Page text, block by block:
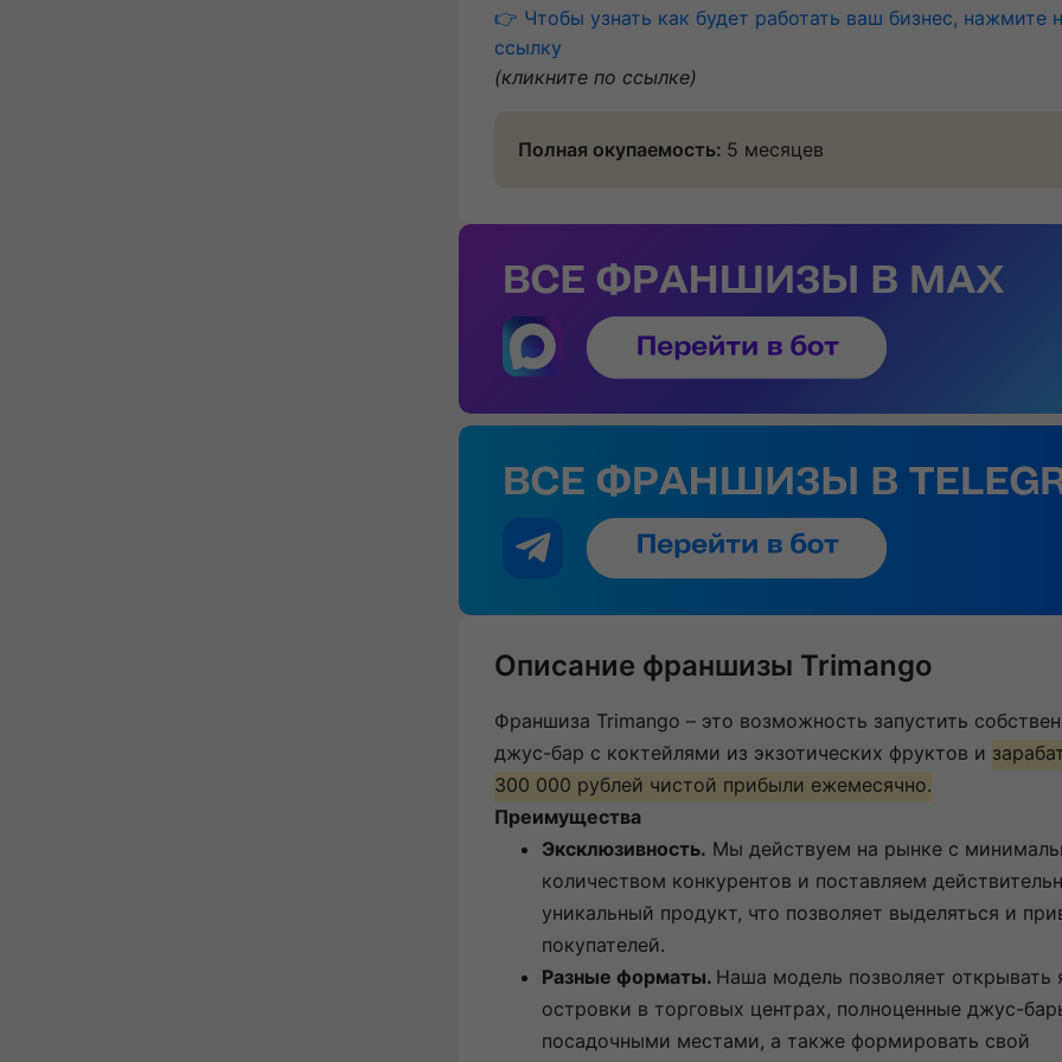
👉 Чтобы узнать как будет работать ваш бизнес, нажмите
ссылку
(кликните по ссылке)
Полная окупаемость: 5 месяцев
Описание франшизы Trimango
Франшиза Trimango – это возможность запустить
джус-бар с коктейлями из экзотических фруктов и
300 000 рублей чистой прибыли ежемесячно.
Преимущества
Эксклюзивность. Мы действуем на рынке с
количеством конкурентов и поставляем
уникальный продукт, что позволяет выделяться и
покупателей.
Разные форматы. Наша модель позволяет открывать
островки в торговых центрах, полноценные джус-
посадочными местами, а также формировать свой